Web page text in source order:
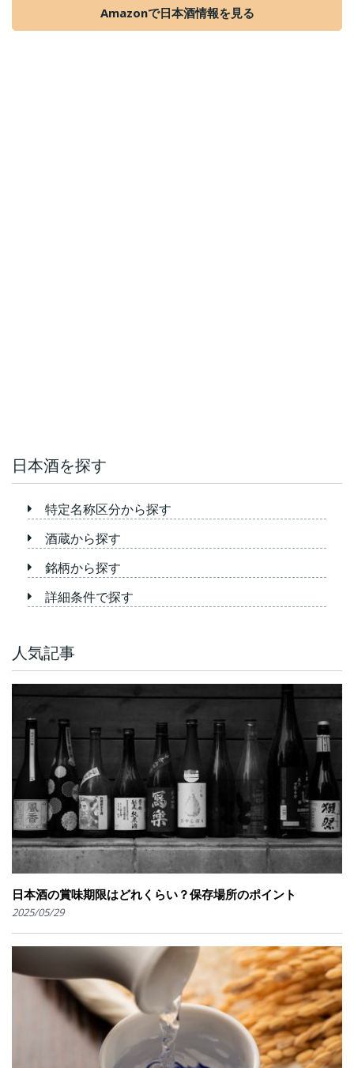
Amazonで日本酒情報を見る
日本酒を探す
特定名称区分から探す
酒蔵から探す
銘柄から探す
詳細条件で探す
人気記事
日本酒の賞味期限はどれくらい？保存場所のポイント
2025/05/29